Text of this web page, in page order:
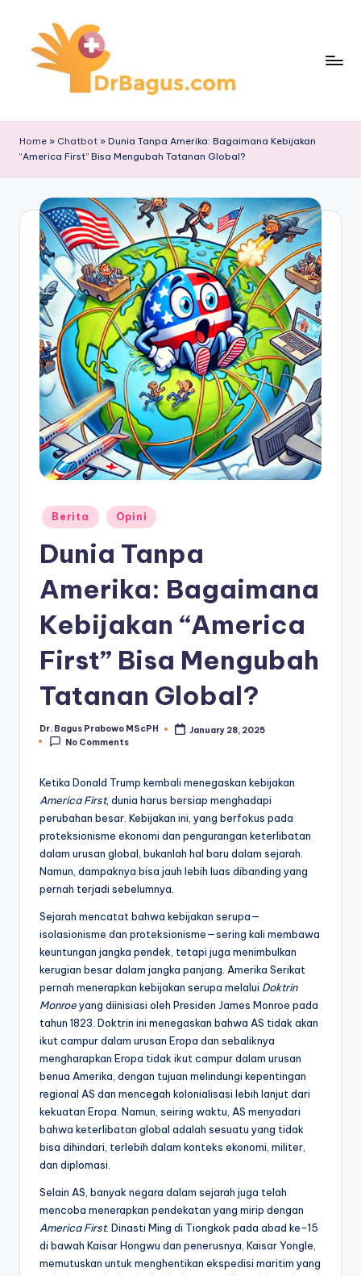
content
Home » Chatbot » Dunia Tanpa Amerika: Bagaimana Kebijakan
“America First” Bisa Mengubah Tatanan Global?
Posted
in
Berita Opini
Dunia Tanpa
Amerika: Bagaimana
Kebijakan “America
First” Bisa Mengubah
Tatanan Global?
Posted
by
Dr. Bagus Prabowo MScPH
January 28, 2025
No Comments
Ketika Donald Trump kembali menegaskan kebijakan
America First, dunia harus bersiap menghadapi
perubahan besar. Kebijakan ini, yang berfokus pada
proteksionisme ekonomi dan pengurangan keterlibatan
dalam urusan global, bukanlah hal baru dalam sejarah.
Namun, dampaknya bisa jauh lebih luas dibanding yang
pernah terjadi sebelumnya.
Sejarah mencatat bahwa kebijakan serupa—
isolasionisme dan proteksionisme—sering kali membawa
keuntungan jangka pendek, tetapi juga menimbulkan
kerugian besar dalam jangka panjang. Amerika Serikat
pernah menerapkan kebijakan serupa melalui Doktrin
Monroeyang diinisiasi oleh Presiden James Monroe pada
tahun 1823. Doktrin ini menegaskan bahwa AS tidak akan
ikut campur dalam urusan Eropa dan sebaliknya
mengharapkan Eropa tidak ikut campur dalam urusan
benua Amerika, dengan tujuan melindungi kepentingan
regional AS dan mencegah kolonialisasi lebih lanjut dari
kekuatan Eropa. Namun, seiring waktu, AS menyadari
bahwa keterlibatan global adalah sesuatu yang tidak
bisa dihindari, terlebih dalam konteks ekonomi, militer,
dan diplomasi.
Selain AS, banyak negara dalam sejarah juga telah
mencoba menerapkan pendekatan yang mirip dengan
America First. Dinasti Ming di Tiongkok pada abad ke-15
di bawah Kaisar Hongwu dan penerusnya, Kaisar Yongle,
memutuskan untuk menghentikan ekspedisi maritim yang